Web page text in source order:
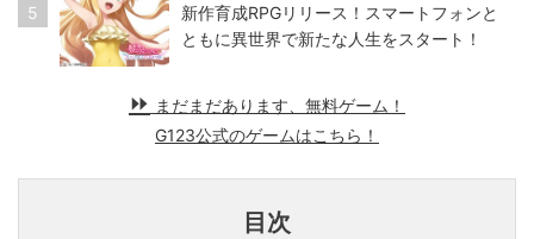
5
新作育成RPGリリース！スマートフォンと
ともに異世界で新たな人生をスタート！
まだまだあります、無料ゲーム！
G123公式のゲームはこちら！
目次